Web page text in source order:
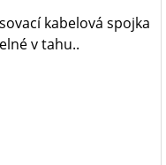
kabelová spojka
v tahu..